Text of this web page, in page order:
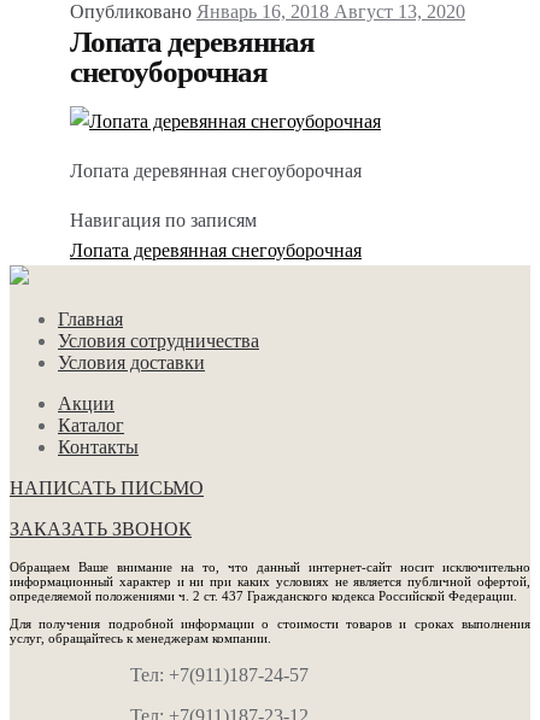
Опубликовано Январь 16, 2018 Август 13, 2020
Лопата деревянная
снегоуборочная
Лопата деревянная снегоуборочная
Навигация по записям
Лопата деревянная снегоуборочная
Главная
Условия сотрудничества
Условия доставки
Акции
Каталог
Контакты
НАПИСАТЬ ПИСЬМО
ЗАКАЗАТЬ ЗВОНОК
Обращаем Ваше внимание на то, что данный интернет-сайт носит исключительно
информационный характер и ни при каких условиях не является публичной офертой,
определяемой положениями ч. 2 ст. 437 Гражданского кодекса Российской Федерации.
Для получения подробной информации о стоимости товаров и сроках выполнения
услуг, обращайтесь к менеджерам компании.
Тел: +7(911)187-24-57